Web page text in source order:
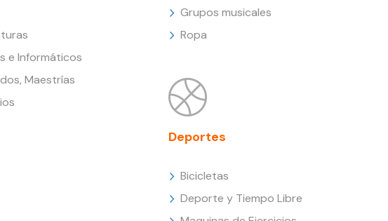
e Informáticos
Maestrías
Grupos musicales
Ropa
Deportes
Bicicletas
Deporte y Tiempo Libre